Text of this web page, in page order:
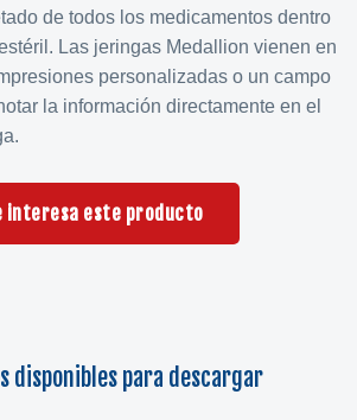
de todos los medicamentos dentro
Las jeringas Medallion vienen en
personalizadas o un campo
la información directamente en el
interesa este producto
disponibles para descargar